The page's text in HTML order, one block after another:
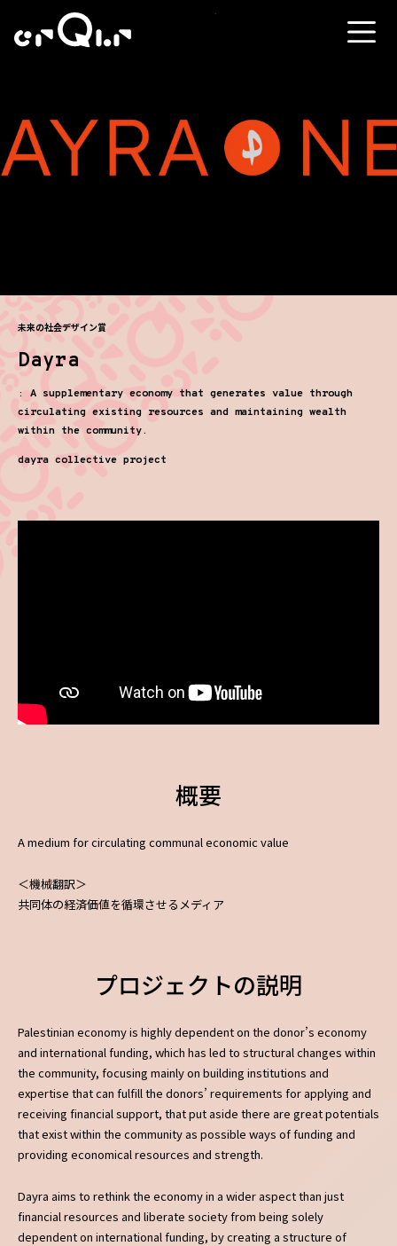
未来の社会デザイン賞
Dayra
: A supplementary economy that generates value through
circulating existing resources and maintaining wealth
within the community.
dayra collective project
概要
A medium for circulating communal economic value
＜機械翻訳＞
共同体の経済価値を循環させるメディア
プロジェクトの説明
Palestinian economy is highly dependent on the donor’s economy
and international funding, which has led to structural changes within
the community, focusing mainly on building institutions and
expertise that can fulfill the donors’ requirements for applying and
receiving financial support, that put aside there are great potentials
that exist within the community as possible ways of funding and
providing economical resources and strength.
Dayra aims to rethink the economy in a wider aspect than just
financial resources and liberate society from being solely
dependent on international funding, by creating a structure of